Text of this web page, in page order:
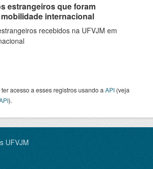
estrangeiros que foram
internacional
recebidos na UFVJM em
acesso a esses registros usando a API (veja
).
UFVJM